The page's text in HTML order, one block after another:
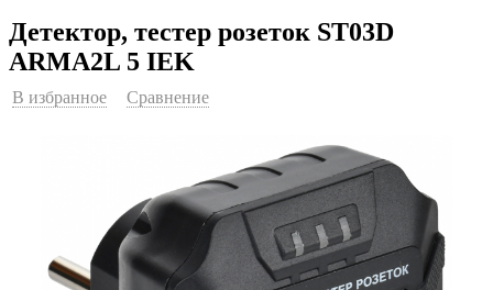
Детектор, тестер розеток ST03D
ARMA2L 5 IEK
В избранное Сравнение